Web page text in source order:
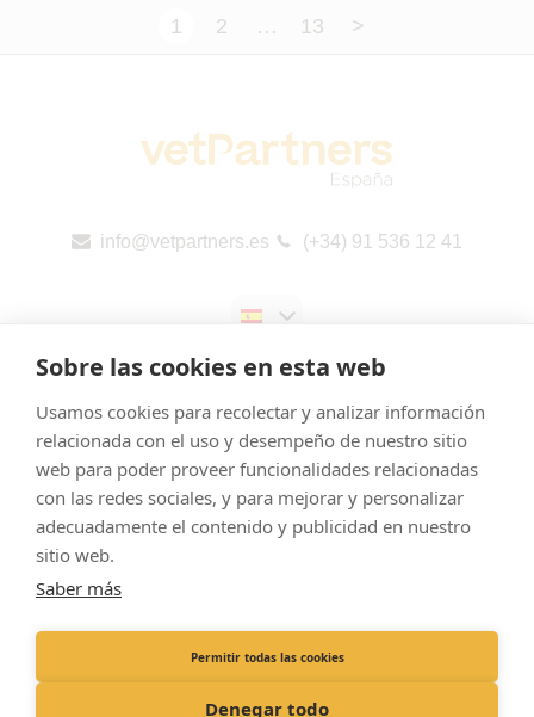
Sobre las cookies en esta web
Usamos cookies para recolectar y analizar información
relacionada con el uso y desempeño de nuestro sitio
web para poder proveer funcionalidades relacionadas
con las redes sociales, y para mejorar y personalizar
adecuadamente el contenido y publicidad en nuestro
sitio web.
Saber más
Permitir todas las cookies
Denegar todo
1 2 … 13 >
info@vetpartners.es (+34) 91 536 12 41
Aviso legal
Cookies
Informes públicos por país (CbCR) de la UE